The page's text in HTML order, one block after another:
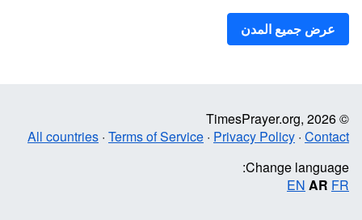
عرض جميع المدن
© TimesPrayer.org, 2026
All countries · Terms of Service · Privacy Policy · Contact
Change language:
EN AR FR